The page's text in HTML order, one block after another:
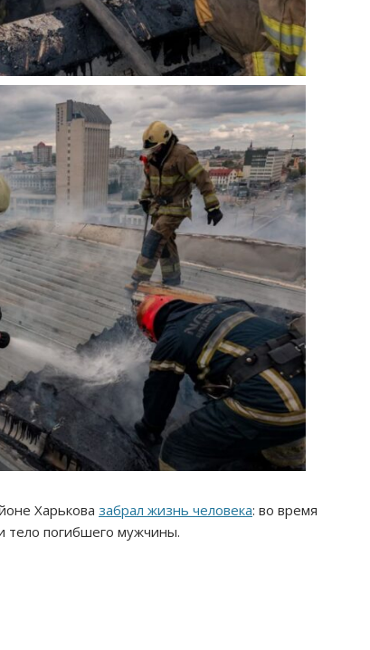
Харькова забрал жизнь человека: во время
тело погибшего мужчины.